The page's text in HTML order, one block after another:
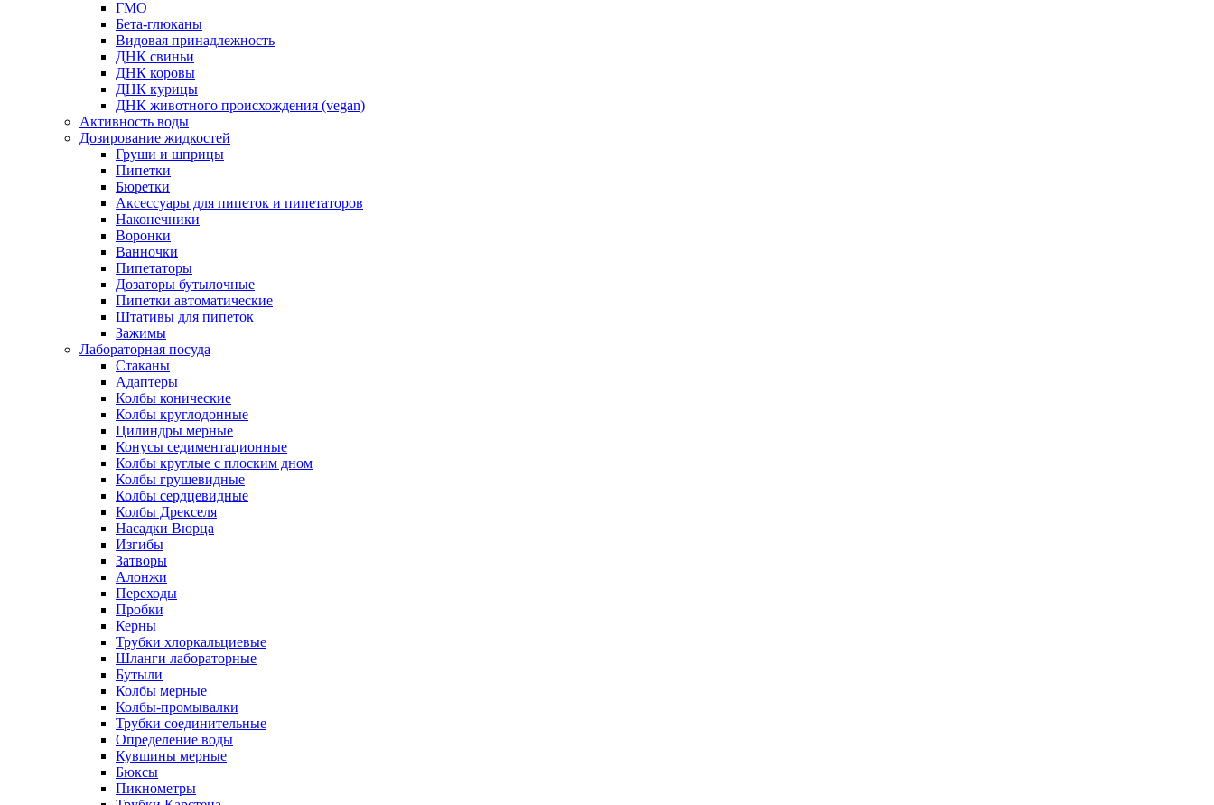
ГМО
Бета-глюканы
Видовая принадлежность
ДНК свиньи
ДНК коровы
ДНК курицы
ДНК животного происхождения (vegan)
Активность воды
Дозирование жидкостей
Груши и шприцы
Пипетки
Бюретки
Аксессуары для пипеток и пипетаторов
Наконечники
Воронки
Ванночки
Пипетаторы
Дозаторы бутылочные
Пипетки автоматические
Штативы для пипеток
Зажимы
Лабораторная посуда
Стаканы
Адаптеры
Колбы конические
Колбы круглодонные
Цилиндры мерные
Конусы седиментационные
Колбы круглые с плоским дном
Колбы грушевидные
Колбы сердцевидные
Колбы Дрекселя
Насадки Вюрца
Изгибы
Затворы
Алонжи
Переходы
Пробки
Керны
Трубки хлоркальциевые
Шланги лабораторные
Бутыли
Колбы мерные
Колбы-промывалки
Трубки соединительные
Определение воды
Кувшины мерные
Бюксы
Пикнометры